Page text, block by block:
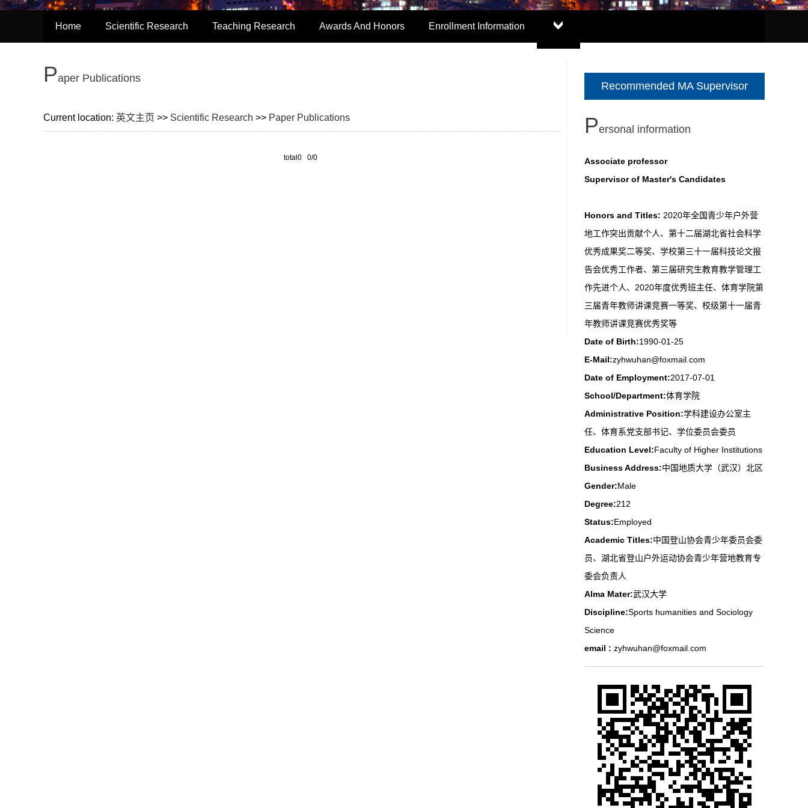
Home Scientific Research Teaching Research Awards And Honors Enrollment Information
Paper Publications
Current location: 英文主页 >> Scientific Research >> Paper Publications
total0 0/0
Recommended MA Supervisor
Personal information
Associate professor
Supervisor of Master's Candidates
Honors and Titles: 2020年全国青少年户外营
地工作突出贡献个人、第十二届湖北省社会科学
优秀成果奖二等奖、学校第三十一届科技论文报
告会优秀工作者、第三届研究生教育教学管理工
作先进个人、2020年度优秀班主任、体育学院第
三届青年教师讲课竞赛一等奖、校级第十一届青
年教师讲课竞赛优秀奖等
Date of Birth:1990-01-25
E-Mail:zyhwuhan@foxmail.com
Date of Employment:2017-07-01
School/Department:体育学院
Administrative Position:学科建设办公室主
任、体育系党支部书记、学位委员会委员
Education Level:Faculty of Higher Institutions
Business Address:中国地质大学（武汉）北区
Gender:Male
Degree:212
Status:Employed
Academic Titles:中国登山协会青少年委员会委
员、湖北省登山户外运动协会青少年营地教育专
委会负责人
Alma Mater:武汉大学
Discipline:Sports humanities and Sociology
Science
email : zyhwuhan@foxmail.com